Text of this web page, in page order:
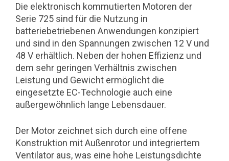
Die elektronisch kommutierten Motoren der
Serie 725 sind für die Nutzung in
batteriebetriebenen Anwendungen konzipiert
und sind in den Spannungen zwischen 12 V und
48 V erhältlich. Neben der hohen Effizienz und
dem sehr geringen Verhältnis zwischen
Leistung und Gewicht ermöglicht die
eingesetzte EC-Technologie auch eine
außergewöhnlich lange Lebensdauer.
Der Motor zeichnet sich durch eine offene
Konstruktion mit Außenrotor und integriertem
Ventilator aus, was eine hohe Leistungsdichte